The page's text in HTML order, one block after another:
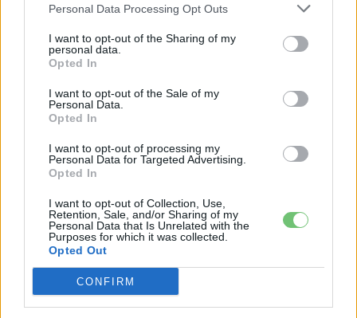
Personal Data Processing Opt Outs
I want to opt-out of the Sharing of my
personal data.
Opted In
I want to opt-out of the Sale of my
Personal Data.
Opted In
I want to opt-out of processing my
Personal Data for Targeted Advertising.
Opted In
I want to opt-out of Collection, Use,
Retention, Sale, and/or Sharing of my
Personal Data that Is Unrelated with the
Purposes for which it was collected.
Opted Out
CONFIRM
Elektromos autó
Megkezdődött az autonóm Volkswagen
ID. Buzz AD gyártása